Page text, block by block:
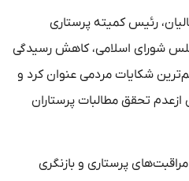
رئیس کمیته پرستاری
شورای اسلامی، کاهش رسیدگی
شکایات مردمی عنوان کرد و
تحقق مطالبات پرستاران
پرستاری و بازنگری